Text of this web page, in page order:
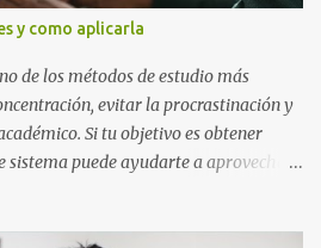
que va a presentar dicho trabajo
asignatura Grupo Nombre del maestro
y como aplicarla
de los métodos de estudio más
evitar la procrastinación y
Si tu objetivo es obtener
sistema puede ayudarte a aprovechar